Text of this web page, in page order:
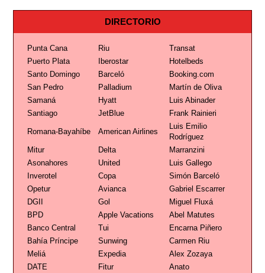
DIRECTORIO
Punta Cana Riu
Transat
Puerto Plata
Iberostar
Hotelbeds
Santo Domingo
Barceló
Booking.com
San Pedro
Palladium
Martín de Oliva
Samaná
Hyatt
Luis Abinader
Santiago
JetBlue Frank Rainieri
Romana-Bayahíbe American Airlines
Luis Emilio
Rodríguez
Mitur
Delta
Marranzini
Asonahores
United
Luis Gallego
Inverotel
Copa
Simón Barceló
Opetur
Avianca
Gabriel Escarrer
DGII
Gol
Miguel Fluxá
BPD
Apple Vacations
Abel Matutes
Banco Central
Tui
Encarna Piñero
Bahía Príncipe
Sunwing
Carmen Riu
Meliá
Expedia
Alex Zozaya
DATE
Fitur Anato